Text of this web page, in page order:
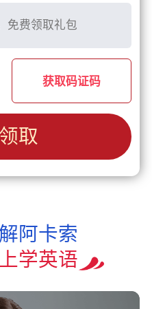
获取码证码
取
阿卡索
学英语